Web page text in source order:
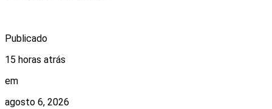
Publicado
15 horas atrás
em
agosto 6, 2026